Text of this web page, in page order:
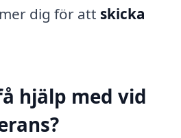
dig för att skicka
hjälp med vid